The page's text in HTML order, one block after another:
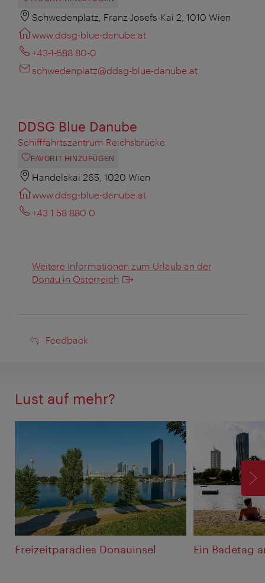
Schwedenplatz, Franz-Josefs-Kai 2, 1010 Wien
www.ddsg-blue-danube.at
+43-1-588 80-0
schwedenplatz@ddsg-blue-danube.at
DDSG Blue Danube
Schifffahrtszentrum Reichsbrücke
FAVORIT HINZUFÜGEN
Handelskai 265, 1020 Wien
www.ddsg-blue-danube.at
+43 1 58 880 0
Weitere Informationen zum Urlaub an der
Donau in Österreich
Feedback
Feedback
Lust auf mehr?
Freizeitparadies Donauinsel Ein Badetag